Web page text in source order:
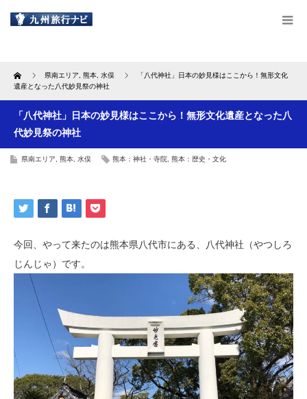
Home 県南エリア 熊本 水俣
「八代神社」日本の妙見様はここから！無形文化
遺産となった八代妙見祭の神社
「八代神社」日本の妙見様はここから！無形文化遺産となった八
代妙見祭の神社
県南エリア 熊本 水俣 熊本：神社・寺院 熊本：歴史・文化
今回、やって来たのは熊本県八代市にある、八代神社（やつしろ
じんじゃ）です。